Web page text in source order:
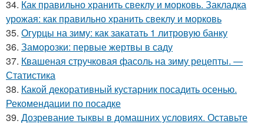
34. Как правильно хранить свеклу и морковь. Закладка
урожая: как правильно хранить свеклу и морковь
35. Огурцы на зиму: как закатать 1 литровую банку
36. Заморозки: первые жертвы в саду
37. Квашеная стручковая фасоль на зиму рецепты. —
Статистика
38. Какой декоративный кустарник посадить осенью.
Рекомендации по посадке
39. Дозревание тыквы в домашних условиях. Оставьте